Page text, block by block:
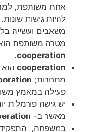
אחת משותפת,
להיות גישות
משאבים ועשייה
מטרה משותפת
cooperation
.
cooperation
מתחרות;
פעילה במאמץ
יש גישה פורמלית
מאשר ב-
במשפחה,